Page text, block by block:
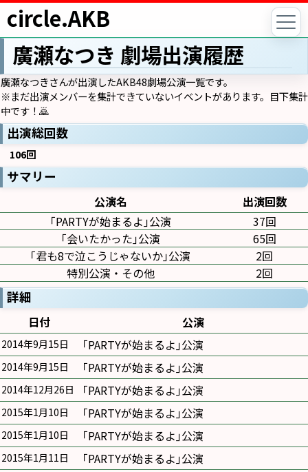
circle.AKB
廣瀬なつき 劇場出演履歴
廣瀬なつきさんが出演したAKB48劇場公演一覧です。
※まだ出演メンバーを集計できていないイベントがあります。目下集計
中です！🙇
出演総回数
106回
サマリー
公演名
出演回数
｢PARTYが始まるよ｣公演
37回
｢会いたかった｣公演
65回
｢君も8で泣こうじゃないか｣公演
2回
特別公演・その他
2回
詳細
日付 公演
2014年9月15日 ｢PARTYが始まるよ｣公演
2014年9月15日 ｢PARTYが始まるよ｣公演
2014年12月26日 ｢PARTYが始まるよ｣公演
2015年1月10日 ｢PARTYが始まるよ｣公演
2015年1月10日 ｢PARTYが始まるよ｣公演
2015年1月11日 ｢PARTYが始まるよ｣公演